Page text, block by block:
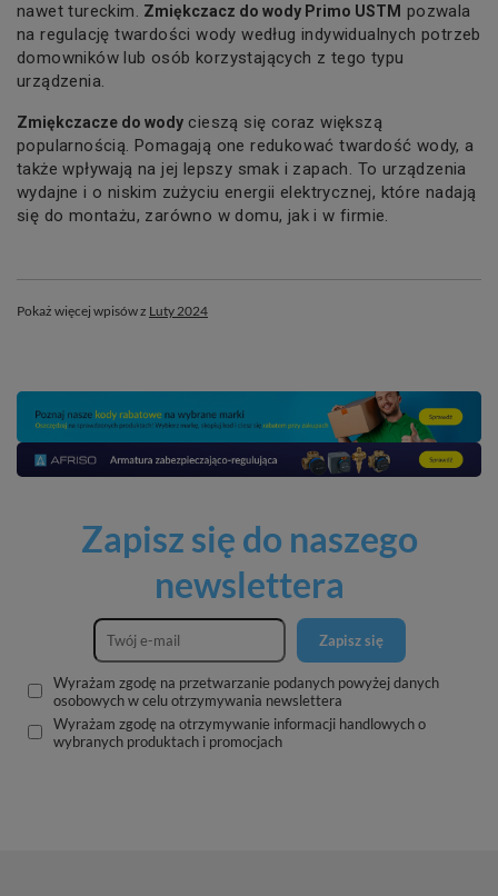
nawet tureckim. Zmiękczacz do wody Primo USTM pozwala
na regulację twardości wody według indywidualnych potrzeb
domowników lub osób korzystających z tego typu
urządzenia.
Zmiękczacze do wody cieszą się coraz większą
popularnością. Pomagają one redukować twardość wody, a
także wpływają na jej lepszy smak i zapach. To urządzenia
wydajne i o niskim zużyciu energii elektrycznej, które nadają
się do montażu, zarówno w domu, jak i w firmie.
Pokaż więcej wpisów z Luty 2024
Zapisz się do naszego
newslettera
Zapisz się
Wyrażam zgodę na przetwarzanie podanych powyżej danych
osobowych w celu otrzymywania newslettera
Wyrażam zgodę na otrzymywanie informacji handlowych o
wybranych produktach i promocjach